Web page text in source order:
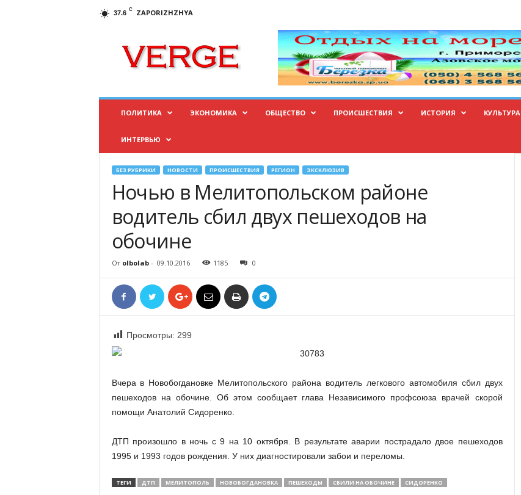
37.6 C
ZAPORIZHZHYA
ПОЛИТИКА ЭКОНОМИКА ОБЩЕСТВО ПРОИСШЕСТВИЯ ИСТОРИЯ КУЛЬТУРА
ИНТЕРВЬЮ
БЕЗ РУБРИКИ НОВОСТИ ПРОИСШЕСТВИЯ РЕГИОН ЭКСКЛЮЗИВ
Ночью в Мелитопольском районе
водитель сбил двух пешеходов на
обочине
От olbolab- 09.10.2016 1185 0
Просмотры: 299
Вчера в Новобогдановке Мелитопольского района водитель легкового автомобиля сбил двух
пешеходов на обочине. Об этом сообщает глава Независимого профсоюза врачей скорой
помощи Анатолий Сидоренко.
ДТП произошло в ночь с 9 на 10 октября. В результате аварии пострадало двое пешеходов
1995 и 1993 годов рождения. У них диагностировали забои и переломы.
ТЕГИ ДТП МЕЛИТОПОЛЬ НОВОБОГДАНОВКА ПЕШЕХОДЫ СБИЛИ НА ОБОЧИНЕ СИДОРЕНКО